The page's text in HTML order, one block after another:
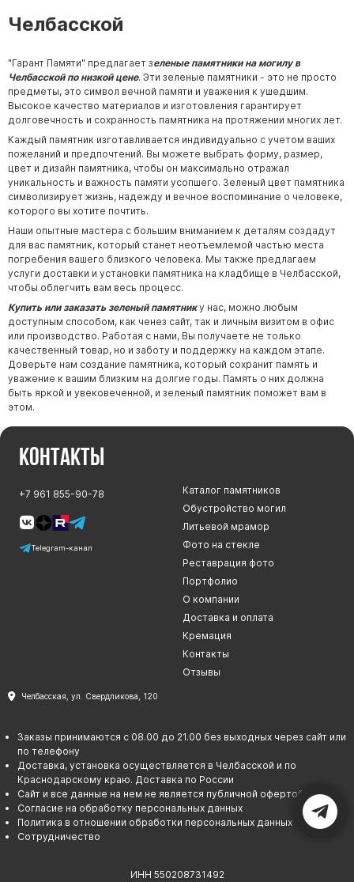
Челбасской
"Гарант Памяти" предлагает зеленые памятники на могилу в
Челбасской по низкой цене. Эти зеленые памятники - это не просто
предметы, это символ вечной памяти и уважения к ушедшим.
Высокое качество материалов и изготовления гарантирует
долговечность и сохранность памятника на протяжении многих лет.
Каждый памятник изготавливается индивидуально с учетом ваших
пожеланий и предпочтений. Вы можете выбрать форму, размер,
цвет и дизайн памятника, чтобы он максимально отражал
уникальность и важность памяти усопшего. Зеленый цвет памятника
символизирует жизнь, надежду и вечное воспоминание о человеке,
которого вы хотите почтить.
Наши опытные мастера с большим вниманием к деталям создадут
для вас памятник, который станет неотъемлемой частью места
погребения вашего близкого человека. Мы также предлагаем
услуги доставки и установки памятника на кладбище в Челбасской,
чтобы облегчить вам весь процесс.
Купить или заказать зеленый памятнику нас, можно любым
доступным способом, как ченез сайт, так и личным визитом в офис
или производство. Работая с нами, Вы получаете не только
качественный товар, но и заботу и поддержку на каждом этапе.
Доверьте нам создание памятника, который сохранит память и
уважение к вашим близким на долгие годы. Память о них должна
быть яркой и увековеченной, и зеленый памятник поможет вам в
этом.
Контакты
+7 961 855-90-78
Telegram-канал
Каталог памятников
Обустройство могил
Литьевой мрамор
Фото на стекле
Реставрация фото
Портфолио
О компании
Доставка и оплата
Кремация
Контакты
Отзывы
Челбасская, ул. Свердликова, 120
Заказы принимаются с 08.00 до 21.00 без выходных через сайт или
по телефону
Доставка, установка осуществляется в Челбасской и по
Краснодарскому краю. Доставка по России
Сайт и все данные на нем не является публичной офертой
Согласие на обработку персональных данных
Политика в отношении обработки персональных данных
Сотрудничество
ИНН 550208731492